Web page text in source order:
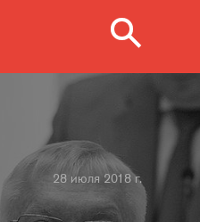
28 июля 2018 г.